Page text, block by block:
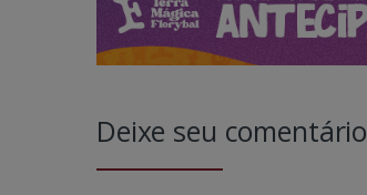
Deixe seu comentário